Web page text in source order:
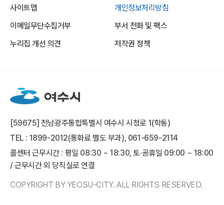
사이트맵
개인정보처리방침
이메일무단수집거부
부서 전화 및 팩스
누리집 개선 의견
저작권 정책
[59675] 전남광주통합특별시 여수시 시청로 1(학동)
TEL : 1899-2012(통화료 별도 부과), 061-659-2114
콜센터 근무시간 : 평일 08:30 ~ 18:30, 토·공휴일 09:00 ~ 18:00
/ 근무시간 외 당직실로 연결
COPYRIGHT BY YEOSU-CITY. ALL RIGHTS RESERVED.